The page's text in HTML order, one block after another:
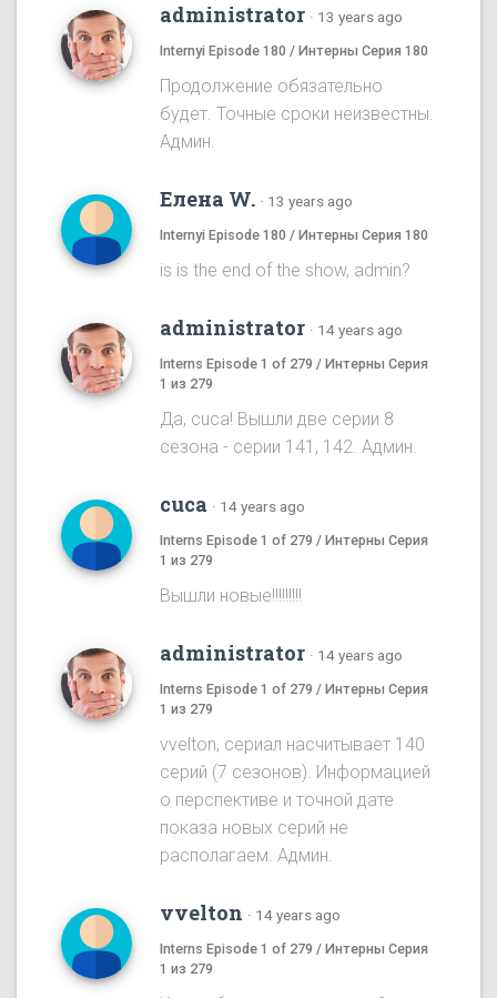
administrator · 13 years ago
Internyi Episode 180 / Интерны Серия 180
Продолжение обязательно
будет. Точные сроки неизвестны.
Админ.
Елена W. · 13 years ago
Internyi Episode 180 / Интерны Серия 180
is is the end of the show, admin?
administrator · 14 years ago
Interns Episode 1 of 279 / Интерны Серия
1 из 279
Да, cuca! Вышли две серии 8
сезона - серии 141, 142. Админ.
cuca · 14 years ago
Interns Episode 1 of 279 / Интерны Серия
1 из 279
Вышли новые!!!!!!!!!
administrator · 14 years ago
Interns Episode 1 of 279 / Интерны Серия
1 из 279
vvelton, сериал насчитывает 140
серий (7 сезонов). Информацией
о перспективе и точной дате
показа новых серий не
располагаем. Админ.
vvelton · 14 years ago
Interns Episode 1 of 279 / Интерны Серия
1 из 279